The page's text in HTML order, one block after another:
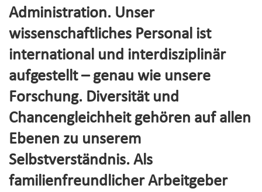
Administration. Unser
wissenschaftliches Personal ist
international und interdisziplinär
aufgestellt – genau wie unsere
Forschung. Diversität und
Chancengleichheit gehören auf allen
Ebenen zu unserem
Selbstverständnis. Als
familienfreundlicher Arbeitgeber